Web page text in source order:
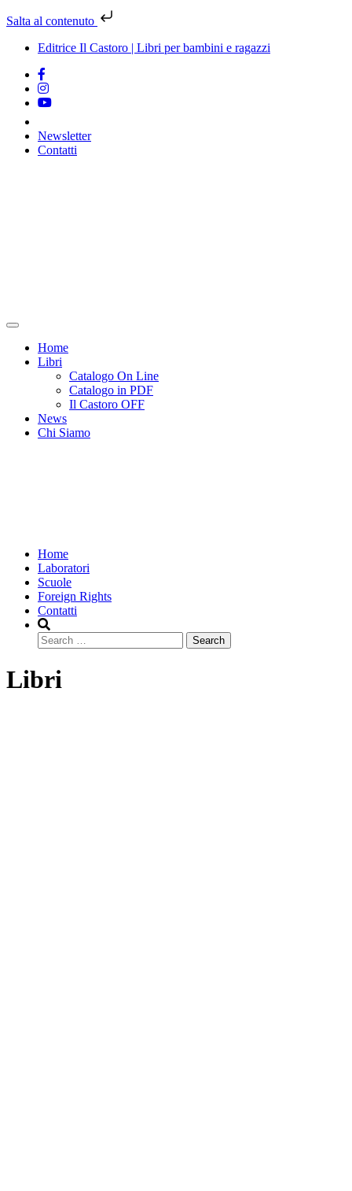
Salta al contenuto
Editrice Il Castoro | Libri per bambini e ragazzi
Newsletter
Contatti
Home
Libri
Catalogo On Line
Catalogo in PDF
Il Castoro OFF
News
Chi Siamo
Home
Laboratori
Scuole
Foreign Rights
Contatti
Search
Libri